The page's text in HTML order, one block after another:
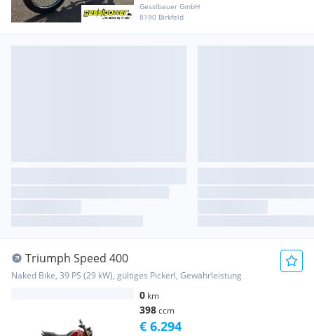
Gesslbauer GmbH
8190 Birkfeld
Triumph Speed 400
Naked Bike, 39 PS (29 kW), gültiges Pickerl, Gewährleistung
0 km
398ccm
€ 6.294